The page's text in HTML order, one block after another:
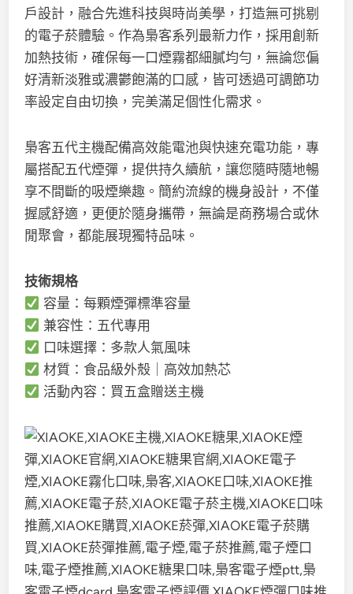
戶設計，融合先進科技與時尚美學，打造無可挑剔
的電子菸體驗。作為梟客系列最新力作，採用創新
加熱技術，確保每一口煙霧都細膩均勻，無論您偏
好清新淡雅或濃鬱飽滿的口感，皆可透過可調節功
率設定自由切換，完美滿足個性化需求。
梟客五代主機配備高效能電池與快速充電功能，專
屬搭配五代煙彈，提供持久續航，讓您隨時隨地暢
享不間斷的吸煙樂趣。簡約流線的機身設計，不僅
握感舒適，更便於隨身攜帶，無論是商務場合或休
閒聚會，都能展現獨特品味。
技術規格
容量：每顆煙彈標準容量
兼容性：五代專用
口味選擇：多款人氣風味
材質：食品級外殼｜高效加熱芯
活動內容：買五盒贈送主機